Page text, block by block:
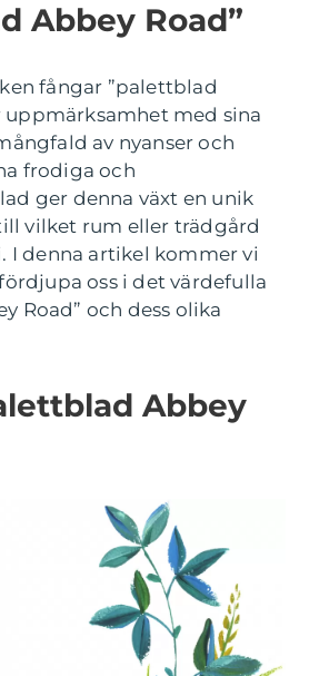
Abbey Road”
fångar ”palettblad
uppmärksamhet med sina
av nyanser och
frodiga och
ger denna växt en unik
vilket rum eller trädgård
I denna artikel kommer vi
oss i det värdefulla
Road” och dess olika
Abbey